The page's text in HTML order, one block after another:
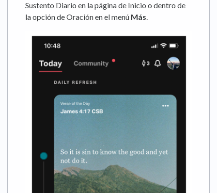
Sustento Diario en la página de Inicio o dentro de
la opción de Oración en el menú Más.